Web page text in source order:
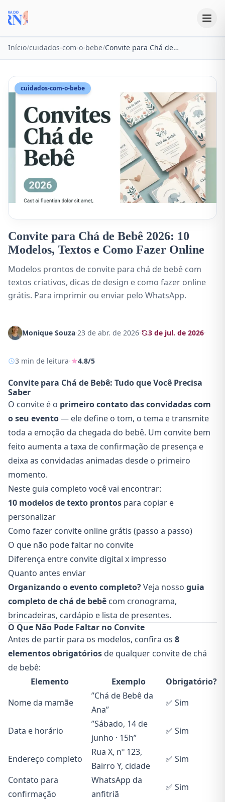
Início/cuidados-com-o-bebe/ Convite para Chá de Bebê 2026: 10 Modelos, Textos e Como Fazer Online
cuidados-com-o-bebe
Convite para Chá de Bebê 2026: 10
Modelos, Textos e Como Fazer Online
Modelos prontos de convite para chá de bebê com
textos criativos, dicas de design e como fazer online
grátis. Para imprimir ou enviar pelo WhatsApp.
Monique Souza·23 de abr. de 2026· 3 de jul. de 2026·
3 min de leitura· 4.8/5
Convite para Chá de Bebê: Tudo que Você Precisa
Saber
O convite é o primeiro contato das convidadas com
o seu evento— ele define o tom, o tema e transmite
toda a emoção da chegada do bebê. Um convite bem
feito aumenta a taxa de confirmação de presença e
deixa as convidadas animadas desde o primeiro
momento.
Neste guia completo você vai encontrar:
10 modelos de texto prontos para copiar e
personalizar
Como fazer convite online grátis (passo a passo)
O que não pode faltar no convite
Diferença entre convite digital x impresso
Quanto antes enviar
Organizando o evento completo?Veja nosso guia
completo de chá de bebê com cronograma,
brincadeiras, cardápio e lista de presentes.
O Que Não Pode Faltar no Convite
Antes de partir para os modelos, confira os 8
elementos obrigatórios de qualquer convite de chá
de bebê:
Elemento
Exemplo
Obrigatório?
Nome da mamãe
”Chá de Bebê da
Ana”
✅ Sim
Data e horário
”Sábado, 14 de
junho · 15h”
✅ Sim
Endereço completo
Rua X, nº 123,
Bairro Y, cidade
✅ Sim
Contato para
confirmação
WhatsApp da
anfitriã
✅ Sim